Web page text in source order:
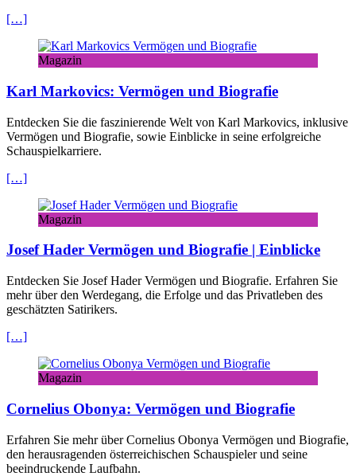
[…]
Magazin
Karl Markovics: Vermögen und Biografie
Entdecken Sie die faszinierende Welt von Karl Markovics, inklusive
Vermögen und Biografie, sowie Einblicke in seine erfolgreiche
Schauspielkarriere.
[…]
Magazin
Josef Hader Vermögen und Biografie | Einblicke
Entdecken Sie Josef Hader Vermögen und Biografie. Erfahren Sie
mehr über den Werdegang, die Erfolge und das Privatleben des
geschätzten Satirikers.
[…]
Magazin
Cornelius Obonya: Vermögen und Biografie
Erfahren Sie mehr über Cornelius Obonya Vermögen und Biografie,
den herausragenden österreichischen Schauspieler und seine
beeindruckende Laufbahn.